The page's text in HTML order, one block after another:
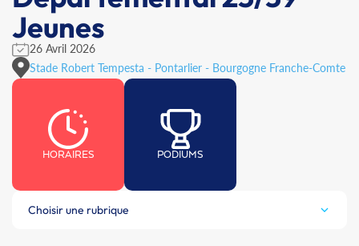
Jeunes
26 Avril 2026
Stade Robert Tempesta - Pontarlier - Bourgogne Franche-Comte
HORAIRES PODIUMS
Choisir une rubrique